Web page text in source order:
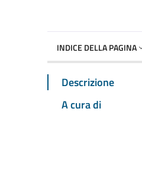
INDICE DELLA PAGINA
Descrizione
A cura di